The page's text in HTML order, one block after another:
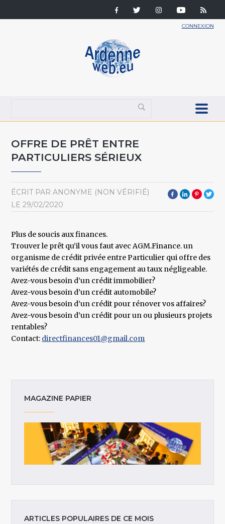
CONNEXION
OFFRE DE PRÊT ENTRE
PARTICULIERS SÉRIEUX
ÉCRIT PAR ANONYME (NON VÉRIFIÉ)
LE 29/02/2020
Plus de soucis aux finances.
Trouver le prêt qu’il vous faut avec AGM.Finance. un
organisme de crédit privée entre Particulier qui offre des
variétés de crédit sans engagement au taux négligeable.
Avez-vous besoin d’un crédit immobilier?
Avez-vous besoin d’un crédit automobile?
Avez-vous besoin d’un crédit pour rénover vos affaires?
Avez-vous besoin d’un crédit pour un ou plusieurs projets
rentables?
Contact: directfinances01@gmail.com
MAGAZINE PAPIER
ARTICLES POPULAIRES DE CE MOIS